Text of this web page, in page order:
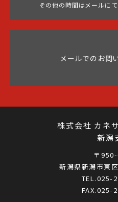
その他の時間はメールに
メールでのお問
株式会社 カネ
新潟
〒
新潟県新潟市東
TEL.025-
FAX.025-